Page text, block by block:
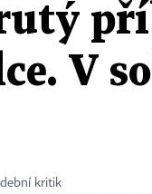
V
kritik